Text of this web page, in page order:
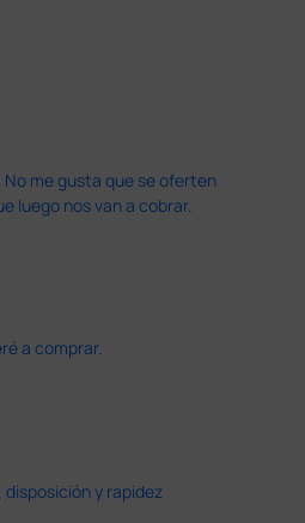
No me gusta que se oferten
luego nos van a cobrar.
a comprar.
y rapidez